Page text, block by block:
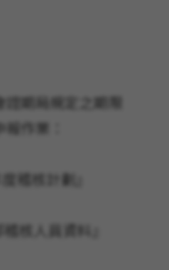
期局規定之期限
作業：
稽核計劃』
核人員資料』